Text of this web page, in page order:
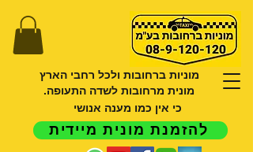
מוניות ברחובות ולכל רחבי הארץ
מונית מרחובות לשדה התעופה.
כי אין כמו מענה אנושי
להזמנת מונית מיידית